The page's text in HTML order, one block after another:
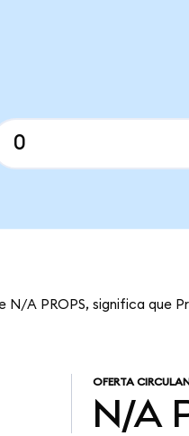
N/A PROPS, significa que
OFERTA
N/A